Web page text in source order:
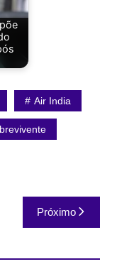
Air India
Próximo